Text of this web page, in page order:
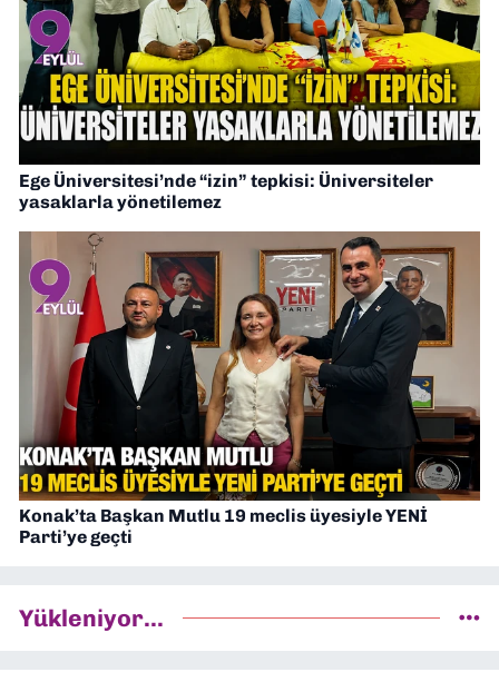
Ege Üniversitesi’nde “izin” tepkisi: Üniversiteler
yasaklarla yönetilemez
Konak’ta Başkan Mutlu 19 meclis üyesiyle YENİ
Parti’ye geçti
Yükleniyor...